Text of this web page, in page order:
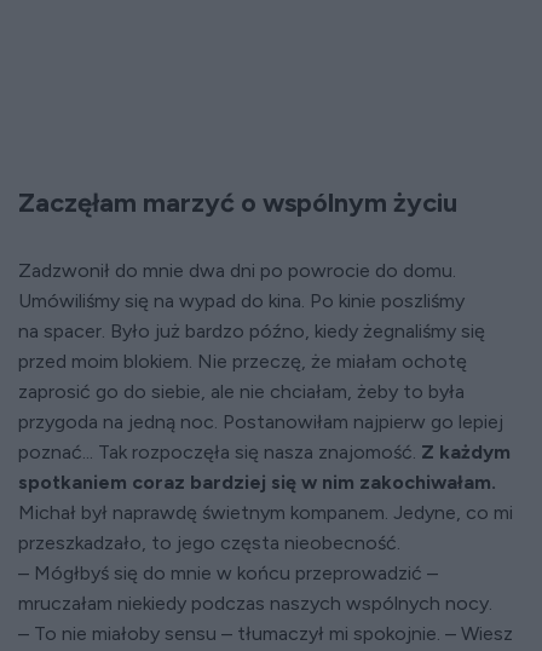
Zaczęłam marzyć o wspólnym życiu
Zadzwonił do mnie dwa dni po powrocie do domu.
Umówiliśmy się na wypad do kina. Po kinie poszliśmy
na spacer. Było już bardzo późno, kiedy żegnaliśmy się
przed moim blokiem. Nie przeczę, że miałam ochotę
zaprosić go do siebie, ale nie chciałam, żeby to była
przygoda na jedną noc. Postanowiłam najpierw go lepiej
poznać... Tak rozpoczęła się nasza znajomość. Z każdym
spotkaniem coraz bardziej się w nim zakochiwałam.
Michał był naprawdę świetnym kompanem. Jedyne, co mi
przeszkadzało, to jego częsta nieobecność.
– Mógłbyś się do mnie w końcu przeprowadzić –
mruczałam niekiedy podczas naszych wspólnych nocy.
– To nie miałoby sensu – tłumaczył mi spokojnie. – Wiesz